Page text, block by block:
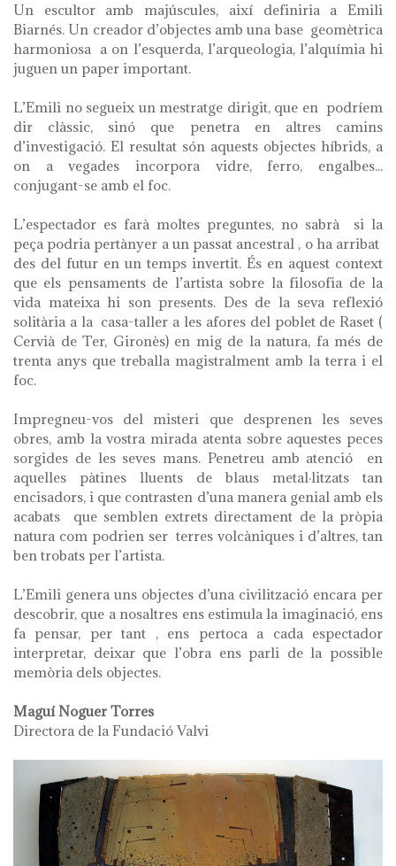
Un escultor amb majúscules, així definiria a Emili
Biarnés. Un creador d’objectes amb una base geomètrica
harmoniosa a on l’esquerda, l’arqueologia, l’alquímia hi
juguen un paper important.
L’Emili no segueix un mestratge dirigit, que en podríem
dir clàssic, sinó que penetra en altres camins
d’investigació. El resultat són aquests objectes híbrids, a
on a vegades incorpora vidre, ferro, engalbes...
conjugant-se amb el foc.
L’espectador es farà moltes preguntes, no sabrà si la
peça podria pertànyer a un passat ancestral , o ha arribat
des del futur en un temps invertit. És en aquest context
que els pensaments de l’artista sobre la filosofia de la
vida mateixa hi son presents. Des de la seva reflexió
solitària a la casa-taller a les afores del poblet de Raset (
Cervià de Ter, Gironès) en mig de la natura, fa més de
trenta anys que treballa magistralment amb la terra i el
foc.
Impregneu-vos del misteri que desprenen les seves
obres, amb la vostra mirada atenta sobre aquestes peces
sorgides de les seves mans. Penetreu amb atenció en
aquelles pàtines lluents de blaus metal·litzats tan
encisadors, i que contrasten d’una manera genial amb els
acabats que semblen extrets directament de la pròpia
natura com podrien ser terres volcàniques i d’altres, tan
ben trobats per l’artista.
L’Emili genera uns objectes d’una civilització encara per
descobrir, que a nosaltres ens estimula la imaginació, ens
fa pensar, per tant , ens pertoca a cada espectador
interpretar, deixar que l’obra ens parli de la possible
memòria dels objectes.
Maguí Noguer Torres
Directora de la Fundació Valvi